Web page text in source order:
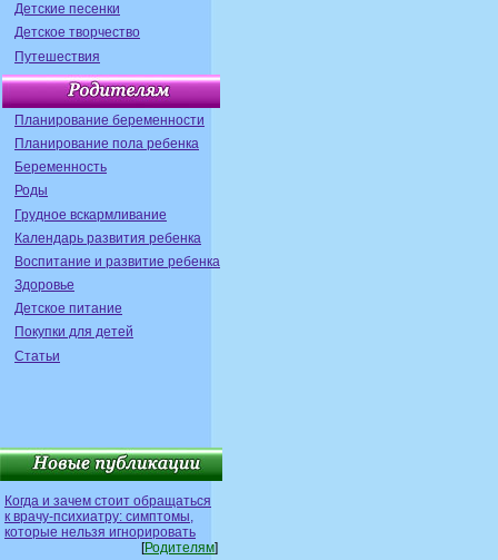
Детские песенки
Детское творчество
Путешествия
Планирование беременности
Планирование пола ребенка
Беременность
Роды
Грудное вскармливание
Календарь развития ребенка
Воспитание и развитие ребенка
Здоровье
Детское питание
Покупки для детей
Статьи
Когда и зачем стоит обращаться
к врачу-психиатру: симптомы,
которые нельзя игнорировать
[Родителям]